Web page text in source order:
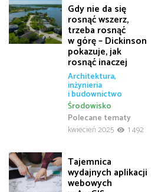
Gdy nie da się
rosnąć wszerz,
trzeba rosnąć
w górę – Dickinson
pokazuje, jak
rosnąć inaczej
Architektura,
inżynieria
i budownictwo
Polecane tematy
Środowisko
kwiecień 2025
1 492
Tajemnica
wydajnych aplikacji
webowych